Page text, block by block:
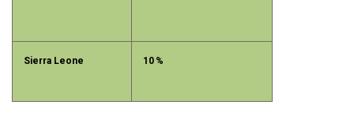
Sierra Leone 10 %